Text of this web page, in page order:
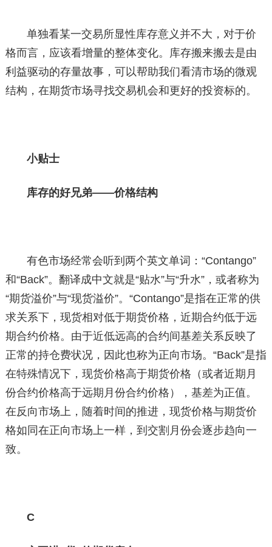
单独看某一交易所显性库存意义并不大，对于价
格而言，应该看增量的整体变化。库存搬来搬去是由
利益驱动的存量故事，可以帮助我们看清市场的微观
结构，在期货市场寻找交易机会和更好的投资标的。
小贴士
库存的好兄弟——价格结构
有色市场经常会听到两个英文单词：“Contango”
和“Back”。翻译成中文就是“贴水”与“升水”，或者称为
“期货溢价”与“现货溢价”。“Contango”是指在正常的供
求关系下，现货相对低于期货价格，近期合约低于远
期合约价格。由于近低远高的合约间基差关系反映了
正常的持仓费状况，因此也称为正向市场。“Back”是指
在特殊情况下，现货价格高于期货价格（或者近期月
份合约价格高于远期月份合约价格），基差为正值。
在反向市场上，随着时间的推进，现货价格与期货价
格如同在正向市场上一样，到交割月份会逐步趋向一
致。
C